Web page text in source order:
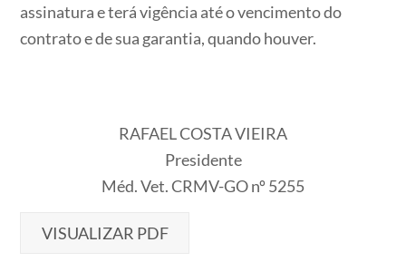
assinatura e terá vigência até o vencimento do
contrato e de sua garantia, quando houver.
RAFAEL COSTA VIEIRA
Presidente
Méd. Vet. CRMV-GO nº 5255
VISUALIZAR PDF